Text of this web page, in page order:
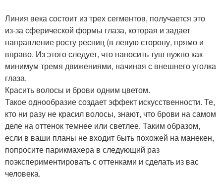
Линия века состоит из трех сегментов, получается это
из-за сферической формы глаза, которая и задает
направление росту ресниц (в левую сторону, прямо и
вправо. Из этого следует, что наносить туш нужно как
минимум тремя движениями, начиная с внешнего уголка
глаза.
Красить волосы и брови одним цветом.
Такое однообразие создает эффект искусственности. Те,
кто ни разу не красил волосы, знают, что брови на самом
деле на оттенок темнее или светлее. Таким образом,
если в ваши планы не входит быть похожей на манекен,
попросите парикмахера в следующий раз
поэкспериментировать с оттенками и сделать из вас
человека.